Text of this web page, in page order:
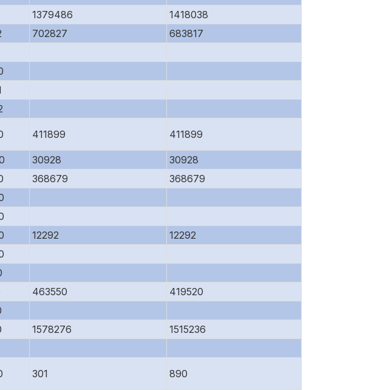
1379486
1418038
702827
683817
411899 411899
30928
30928
368679
368679
12292
12292
463550
419520
1578276
1515236
301 890